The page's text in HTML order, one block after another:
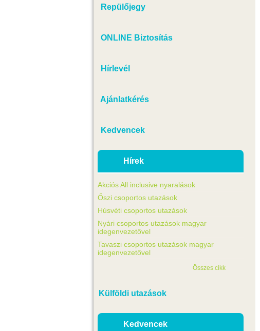
Repülőjegy
ONLINE Biztosítás
Hírlevél
Ajánlatkérés
Kedvencek
Hírek
Akciós All inclusive nyaralások
Őszi csoportos utazások
Húsvéti csoportos utazások
Nyári csoportos utazások magyar
idegenvezetővel
Tavaszi csoportos utazások magyar
idegenvezetővel
Összes cikk
Külföldi utazások
Kedvencek